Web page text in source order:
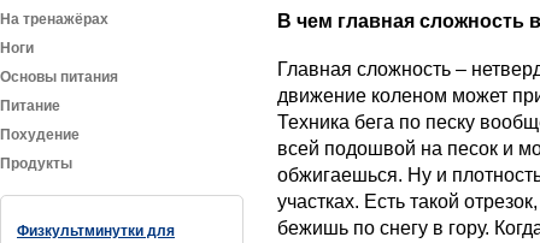
На тренажёрах
Ноги
Основы питания
Питание
Похудение
Продукты
Физкультминутки для
В чем главная сложность
Главная сложность –
движение коленом может
Техника бега по песку
всей подошвой на песок и
обжигаешься. Ну и
участках. Есть такой
бежишь по снегу в гору.